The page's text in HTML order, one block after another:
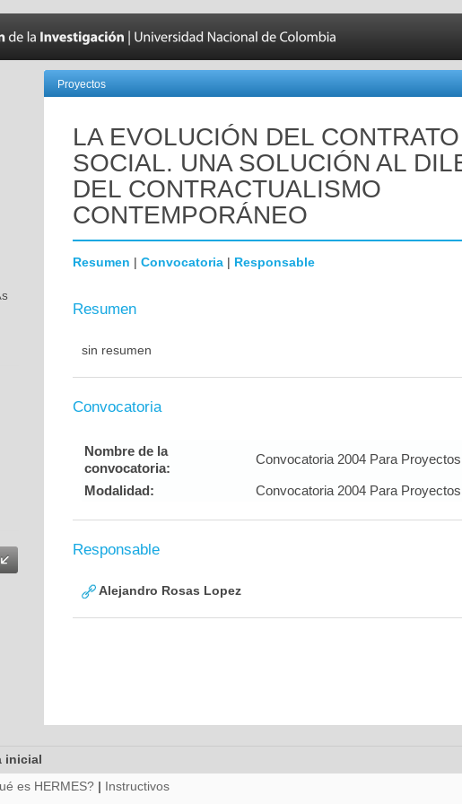
Proyectos
LA EVOLUCIÓN DEL CONTRATO
SOCIAL. UNA SOLUCIÓN AL
DEL CONTRACTUALISMO
CONTEMPORÁNEO
Resumen | Convocatoria | Responsable
Resumen
sin resumen
Convocatoria
Nombre de la
convocatoria:
Convocatoria 2004 Para
Modalidad: Convocatoria 2004 Para
Responsable
Alejandro Rosas Lopez
inicial
es HERMES? | Instructivos